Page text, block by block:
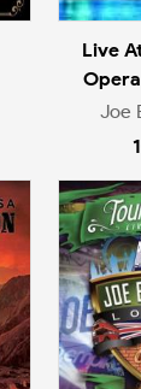
Live
Joe